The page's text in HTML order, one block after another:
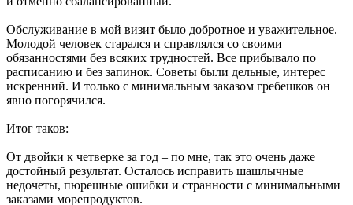
Обслуживание в мой визит было добротное и уважительное.
Молодой человек старался и справлялся со своими
обязанностями без всяких трудностей. Все прибывало по
расписанию и без запинок. Советы были дельные, интерес
искренний. И только с минимальным заказом гребешков он
явно погорячился.
Итог таков:
От двойки к четверке за год – по мне, так это очень даже
достойный результат. Осталось исправить шашлычные
недочеты, пюрешные ошибки и странности с минимальными
заказами морепродуктов.